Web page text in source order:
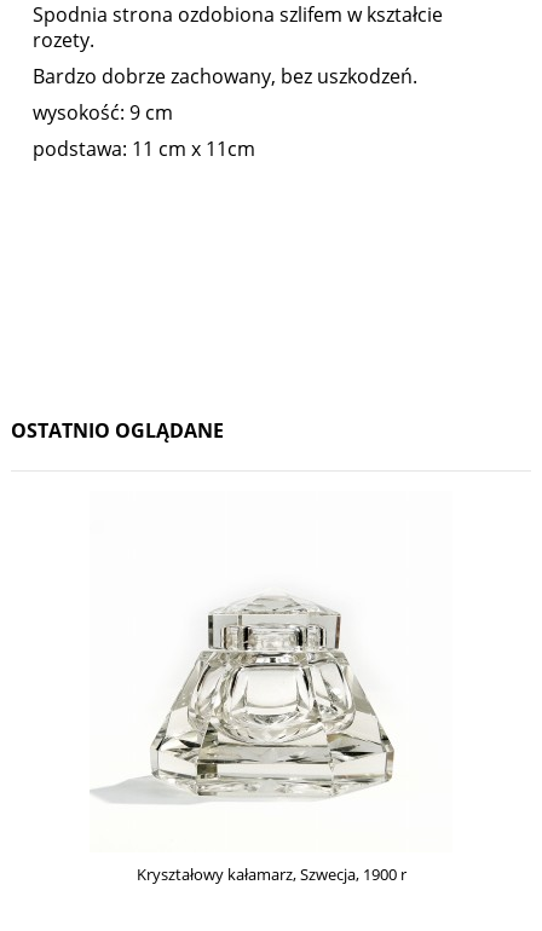
Spodnia strona ozdobiona szlifem w kształcie
rozety.
Bardzo dobrze zachowany, bez uszkodzeń.
wysokość: 9 cm
podstawa: 11 cm x 11cm
OSTATNIO OGLĄDANE
Kryształowy kałamarz, Szwecja, 1900 r